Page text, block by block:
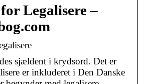
Legalisere –
sjældent i krydsord. Det er
er inkluderet i Den Danske